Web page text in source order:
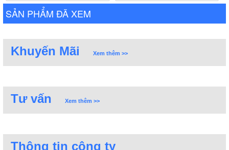
SẢN PHẨM ĐÃ XEM
Khuyến Mãi Xem thêm >>
Tư vấn Xem thêm >>
Thông tin công ty